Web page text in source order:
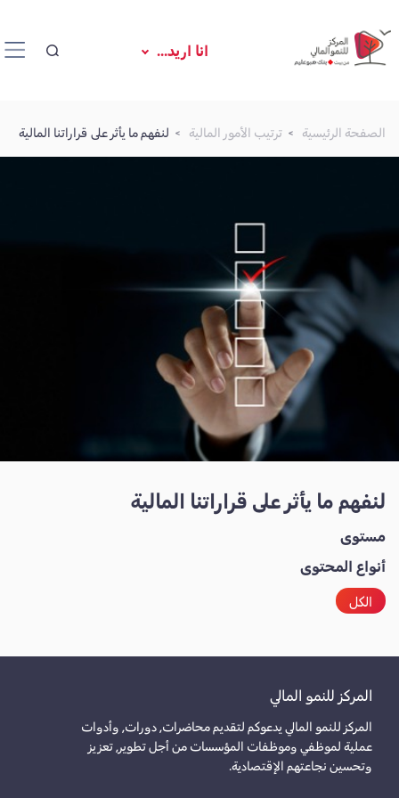
انا اريد...
الصفحة الرئيسية ترتيب الأمور المالية لنفهم ما يأثر على قراراتنا المالية
لنفهم ما يأثر على قراراتنا المالية
مستوى
أنواع المحتوى
الكل
المركز للنمو المالي
المركز للنمو المالي يدعوكم لتقديم محاضرات, دورات, وأدوات
عملية لموظفي وموظفات المؤسسات من أجل تطوير, تعزيز
وتحسين نجاعتهم الإقتصادية.